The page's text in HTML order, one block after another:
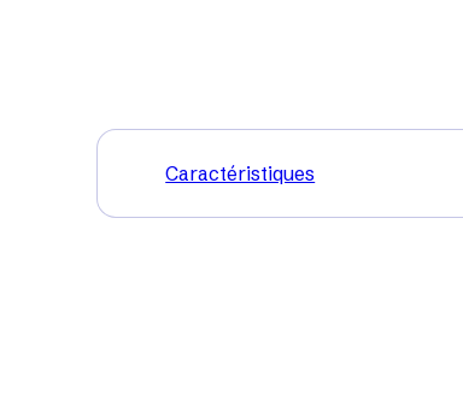
Caractéristiques